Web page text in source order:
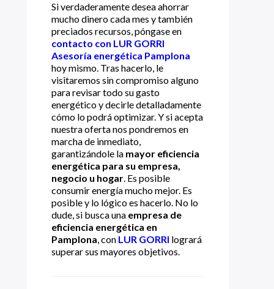
Si verdaderamente desea ahorrar
mucho dinero cada mes y también
preciados recursos, póngase en
contacto con LUR GORRI
Asesoría energética Pamplona
hoy mismo. Tras hacerlo, le
visitaremos sin compromiso alguno
para revisar todo su gasto
energético y decirle detalladamente
cómo lo podrá optimizar. Y si acepta
nuestra oferta nos pondremos en
marcha de inmediato,
garantizándole la mayor eficiencia
energética para su empresa,
negocio u hogar. Es posible
consumir energía mucho mejor. Es
posible y lo lógico es hacerlo. No lo
dude, si busca una empresa de
eficiencia energética en
Pamplona, con LUR GORRI logrará
superar sus mayores objetivos.